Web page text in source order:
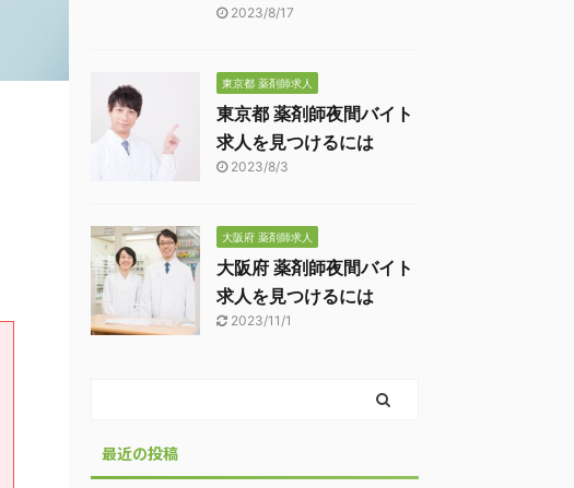
2023/8/17
東京都 薬剤師求人
東京都 薬剤師夜間バイト
求人を見つけるには
2023/8/3
大阪府 薬剤師求人
大阪府 薬剤師夜間バイト
求人を見つけるには
2023/11/1
最近の投稿